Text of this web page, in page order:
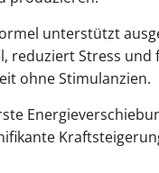
unterstützt
reduziert Stress
ohne Stimulanzien.